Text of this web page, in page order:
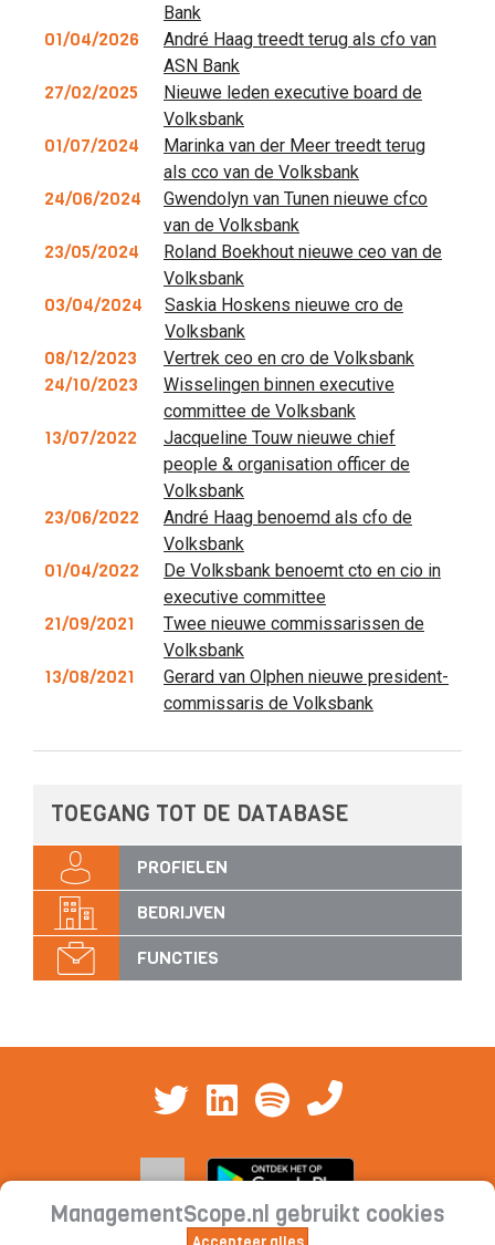
Bank
01/04/2026
André Haag treedt terug als cfo van
ASN Bank
27/02/2025
Nieuwe leden executive board de
Volksbank
01/07/2024
Marinka van der Meer treedt terug
als cco van de Volksbank
24/06/2024
Gwendolyn van Tunen nieuwe cfco
van de Volksbank
23/05/2024
Roland Boekhout nieuwe ceo van de
Volksbank
03/04/2024
Saskia Hoskens nieuwe cro de
Volksbank
08/12/2023 Vertrek ceo en cro de Volksbank
24/10/2023
Wisselingen binnen executive
committee de Volksbank
13/07/2022
Jacqueline Touw nieuwe chief
people & organisation officer de
Volksbank
23/06/2022
André Haag benoemd als cfo de
Volksbank
01/04/2022
De Volksbank benoemt cto en cio in
executive committee
21/09/2021
Twee nieuwe commissarissen de
Volksbank
13/08/2021
Gerard van Olphen nieuwe president-
commissaris de Volksbank
TOEGANG TOT DE DATABASE
PROFIELEN
BEDRIJVEN
FUNCTIES
ManagementScope.nl gebruikt cookies